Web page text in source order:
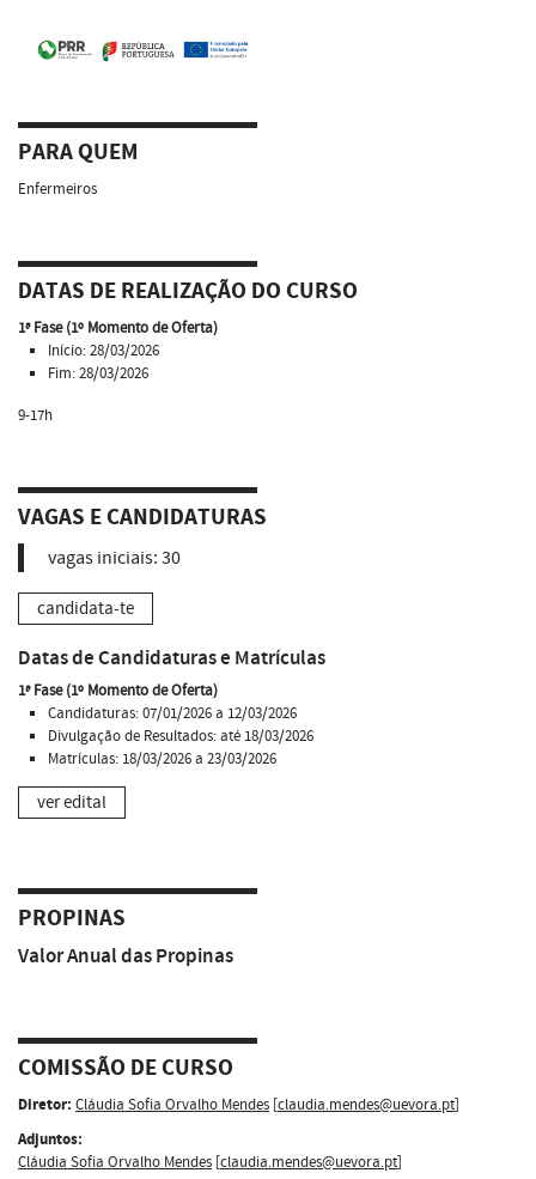
PARA QUEM
Enfermeiros
DATAS DE REALIZAÇÃO DO CURSO
1ª Fase (1º Momento de Oferta)
Início: 28/03/2026
Fim: 28/03/2026
9-17h
VAGAS E CANDIDATURAS
vagas iniciais: 30
candidata-te
Datas de Candidaturas e Matrículas
1ª Fase (1º Momento de Oferta)
Candidaturas: 07/01/2026 a 12/03/2026
Divulgação de Resultados: até 18/03/2026
Matrículas: 18/03/2026 a 23/03/2026
ver edital
PROPINAS
Valor Anual das Propinas
COMISSÃO DE CURSO
Diretor: Cláudia Sofia Orvalho Mendes [claudia.mendes@uevora.pt]
Adjuntos:
Cláudia Sofia Orvalho Mendes [claudia.mendes@uevora.pt]